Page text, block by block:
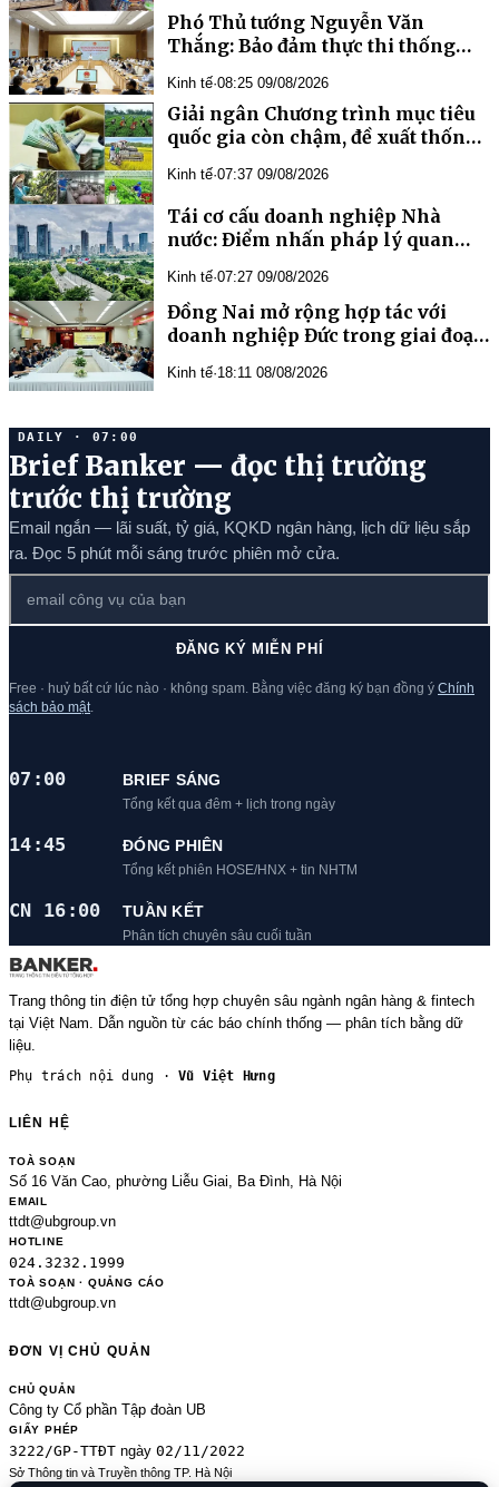
Phó Thủ tướng Nguyễn Văn
Thắng: Bảo đảm thực thi thống
những vướng mắc
Kinh tế·08:25 09/08/2026
Giải ngân Chương trình mục tiêu
quốc gia còn chậm, đề xuất thống
Kinh tế·07:37 09/08/2026
Tái cơ cấu doanh nghiệp Nhà
nước: Điểm nhấn pháp lý quan
đoạn 2026 – 2030
Kinh tế·07:27 09/08/2026
Đồng Nai mở rộng hợp tác với
doanh nghiệp Đức trong giai đoạn
Kinh tế·18:11 08/08/2026
DAILY · 07:00
Brief Banker — đọc thị trường
trước thị trường
Email ngắn — lãi suất, tỷ giá, KQKD ngân hàng, lịch dữ liệu sắp
ra. Đọc 5 phút mỗi sáng trước phiên mở cửa.
ĐĂNG KÝ MIỄN PHÍ
Free · huỷ bất cứ lúc nào · không spam. Bằng việc đăng ký bạn đồng ý Chính
sách bảo mật
07:00 BRIEF SÁNG
Tổng kết qua đêm + lịch trong ngày
14:45 ĐÓNG PHIÊN
Tổng kết phiên HOSE/HNX + tin NHTM
CN 16:00 TUẦN KẾT
Phân tích chuyên sâu cuối tuần
Trang thông tin điện tử tổng hợp chuyên sâu ngành ngân hàng & fintech
tại Việt Nam. Dẫn nguồn từ các báo chính thống — phân tích bằng dữ
liệu.
Phụ trách nội dung ·Vũ Việt Hưng
LIÊN HỆ
TOÀ SOẠN
Số 16 Văn Cao, phường Liễu Giai, Ba Đình, Hà Nội
EMAIL
ttdt@ubgroup.vn
HOTLINE
024.3232.1999
TOÀ SOẠN · QUẢNG CÁO
ttdt@ubgroup.vn
ĐƠN VỊ CHỦ QUẢN
CHỦ QUẢN
Công ty Cổ phần Tập đoàn UB
GIẤY PHÉP
3222/GP-TTĐT ngày 02/11/2022
Sở Thông tin và Truyền thông TP. Hà Nội